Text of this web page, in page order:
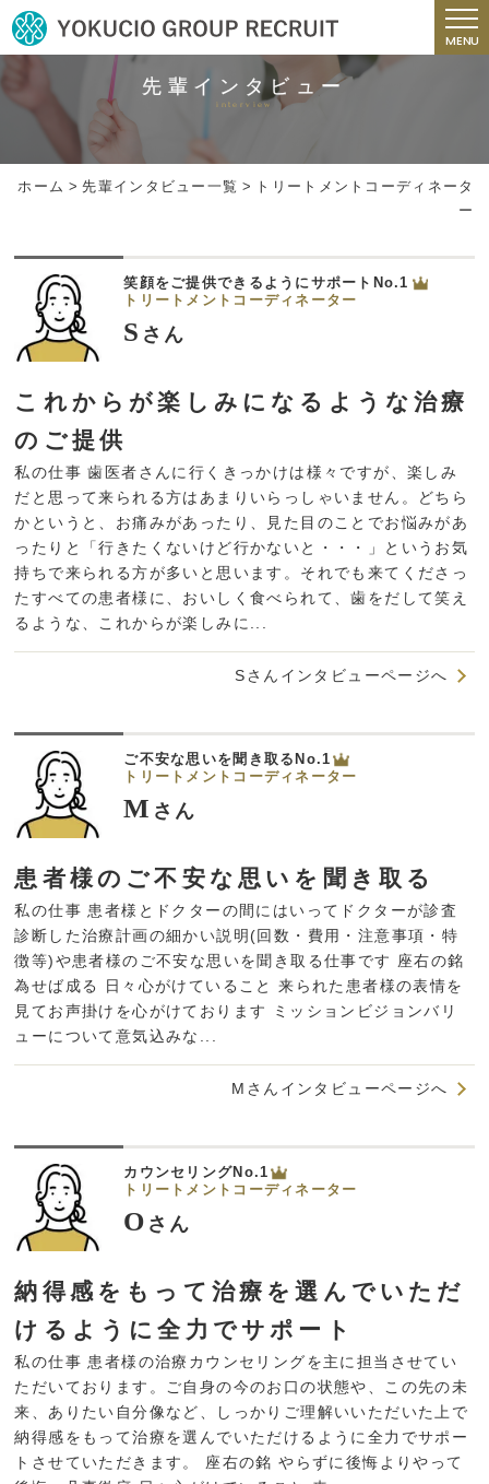
MENU
先輩インタビュー
interview
ホーム >先輩インタビュー一覧 > トリートメントコーディネータ
ー
笑顔をご提供できるようにサポートNo.1
トリートメントコーディネーター
S さん
これからが楽しみになるような治療
のご提供
私の仕事 歯医者さんに行くきっかけは様々ですが、楽しみ
だと思って来られる方はあまりいらっしゃいません。どちら
かというと、お痛みがあったり、見た目のことでお悩みがあ
ったりと「行きたくないけど行かないと・・・」というお気
持ちで来られる方が多いと思います。それでも来てくださっ
たすべての患者様に、おいしく食べられて、歯をだして笑え
るような、これからが楽しみに...
Sさんインタビューページへ
ご不安な思いを聞き取るNo.1
トリートメントコーディネーター
M さん
患者様のご不安な思いを聞き取る
私の仕事 患者様とドクターの間にはいってドクターが診査
診断した治療計画の細かい説明(回数・費用・注意事項・特
徴等)や患者様のご不安な思いを聞き取る仕事です 座右の銘
為せば成る 日々心がけていること 来られた患者様の表情を
見てお声掛けを心がけております ミッションビジョンバリ
ューについて意気込みな...
Mさんインタビューページへ
カウンセリングNo.1
トリートメントコーディネーター
O さん
納得感をもって治療を選んでいただ
けるように全力でサポート
私の仕事 患者様の治療カウンセリングを主に担当させてい
ただいております。ご自身の今のお口の状態や、この先の未
来、ありたい自分像など、しっかりご理解いいただいた上で
納得感をもって治療を選んでいただけるように全力でサポー
トさせていただきます。 座右の銘 やらずに後悔よりやって